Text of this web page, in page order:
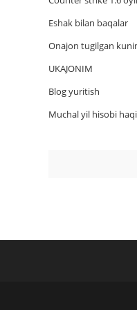
Eshak bilan baqalar
Onajon tugilgan
UKAJONIM
Blog yuritish
Muchal yil hisobi